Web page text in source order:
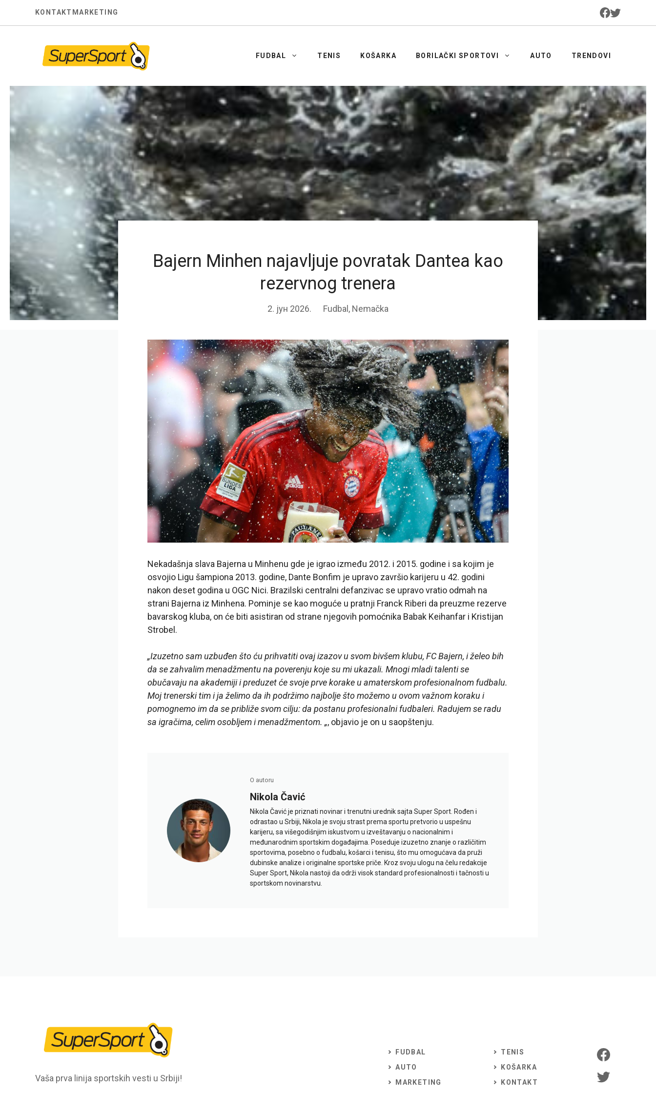
KONTAKT MARKETING
FUDBAL TENIS KOŠARKA BORILAČKI SPORTOVI AUTO TRENDOVI
Bajern Minhen najavljuje povratak Dantea kao
rezervnog trenera
2. јун 2026. Fudbal , Nemačka
Nekadašnja slava Bajerna u Minhenu gde je igrao između 2012. i 2015. godine i sa kojim je
osvojio Ligu šampiona 2013. godine, Dante Bonfim je upravo završio karijeru u 42. godini
nakon deset godina u OGC Nici. Brazilski centralni defanzivac se upravo vratio odmah na
strani Bajerna iz Minhena. Pominje se kao moguće u pratnji Franck Riberi da preuzme rezerve
bavarskog kluba, on će biti asistiran od strane njegovih pomoćnika Babak Keihanfar i Kristijan
Strobel.
„Izuzetno sam uzbuđen što ću prihvatiti ovaj izazov u svom bivšem klubu, FC Bajern, i želeo bih
da se zahvalim menadžmentu na poverenju koje su mi ukazali. Mnogi mladi talenti se
obučavaju na akademiji i preduzet će svoje prve korake u amaterskom profesionalnom fudbalu.
Moj trenerski tim i ja želimo da ih podržimo najbolje što možemo u ovom važnom koraku i
pomognemo im da se približe svom cilju: da postanu profesionalni fudbaleri. Radujem se radu
sa igračima, celim osobljem i menadžmentom. „, objavio je on u saopštenju.
O autoru
Nikola Čavić
Nikola Čavić je priznati novinar i trenutni urednik sajta Super Sport. Rođen i
odrastao u Srbiji, Nikola je svoju strast prema sportu pretvorio u uspešnu
karijeru, sa višegodišnjim iskustvom u izveštavanju o nacionalnim i
međunarodnim sportskim događajima. Poseduje izuzetno znanje o različitim
sportovima, posebno o fudbalu, košarci i tenisu, što mu omogućava da pruži
dubinske analize i originalne sportske priče. Kroz svoju ulogu na čelu redakcije
Super Sport, Nikola nastoji da održi visok standard profesionalnosti i tačnosti u
sportskom novinarstvu.
Vaša prva linija sportskih vesti u Srbiji!
FUDBAL
AUTO
MARKETING
TENIS
KOŠARKA
KONTAKT